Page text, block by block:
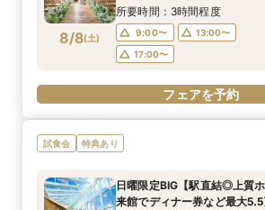
8/8(土)
ど豪華4万試食×選べるチャペ
見学フェア
所要時間：3時間程度
9:00〜
13:00〜
17:00〜
フェアを予約
試食会 特典あり
日曜限定BIG【駅直結◎上質
来館でディナー券など最大